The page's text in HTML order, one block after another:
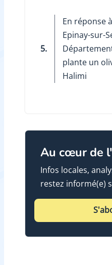
5.
En réponse
Epinay-sur-
plante un
Halimi
Au cœur de
Infos locales,
restez informé(e)